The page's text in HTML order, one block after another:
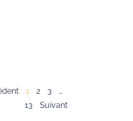
1 2 3
…
13
Suivant